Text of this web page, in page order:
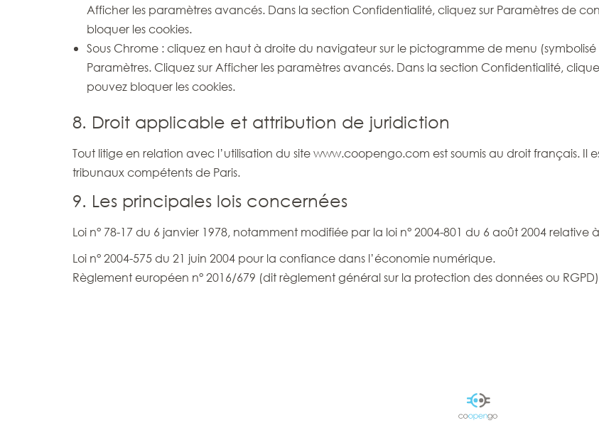
Afficher les paramètres avancés. Dans la section Confidentialité, cliquez sur Paramètres de
bloquer les cookies.
Sous Chrome : cliquez en haut à droite du navigateur sur le pictogramme de menu (symbolisé
Paramètres. Cliquez sur Afficher les paramètres avancés. Dans la section Confidentialité,
pouvez bloquer les cookies.
8. Droit applicable et attribution de juridiction
Tout litige en relation avec l’utilisation du site www.coopengo.com est soumis au droit français. Il
tribunaux compétents de Paris.
9. Les principales lois concernées
Loi n° 78-17 du 6 janvier 1978, notamment modifiée par la loi n° 2004-801 du 6 août 2004 relative
Loi n° 2004-575 du 21 juin 2004 pour la confiance dans l’économie numérique.
Règlement européen n° 2016/679 (dit règlement général sur la protection des données ou